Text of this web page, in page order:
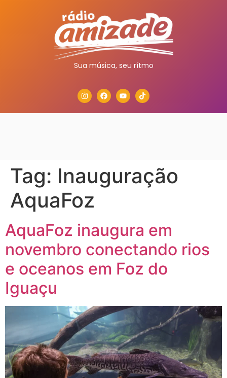
Sua música, seu rítmo
Tag: Inauguração
AquaFoz
AquaFoz inaugura em
novembro conectando rios
e oceanos em Foz do
Iguaçu